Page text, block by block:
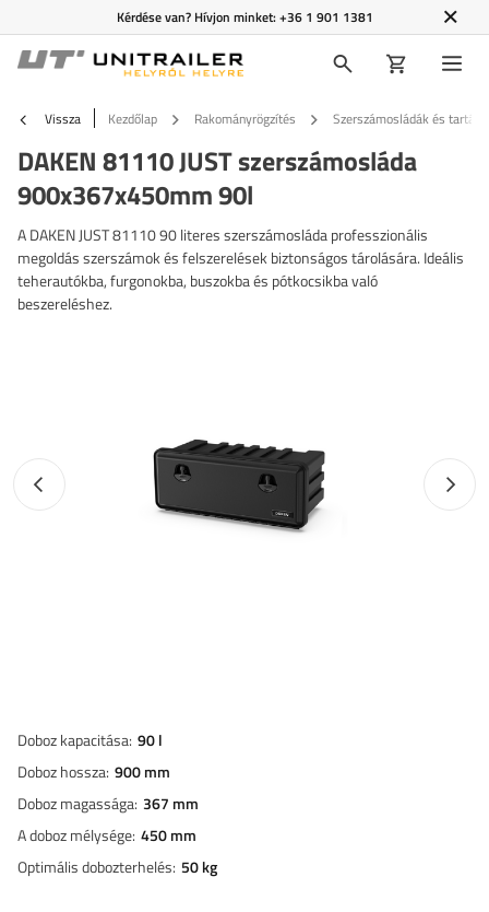
Kérdése van? Hívjon minket:+36 1 901 1381
Vissza Kezdőlap Rakományrögzítés Szerszámosládák és
DAKEN 81110 JUST szerszámosláda
900x367x450mm 90l
A DAKEN JUST 81110 90 literes szerszámosláda professzionális
megoldás szerszámok és felszerelések biztonságos tárolására. Ideális
teherautókba, furgonokba, buszokba és pótkocsikba való
beszereléshez.
Előző fotó
Doboz kapacitása 90 l
Doboz hossza 900 mm
Doboz magassága 367 mm
A doboz mélysége 450 mm
Optimális dobozterhelés 50 kg